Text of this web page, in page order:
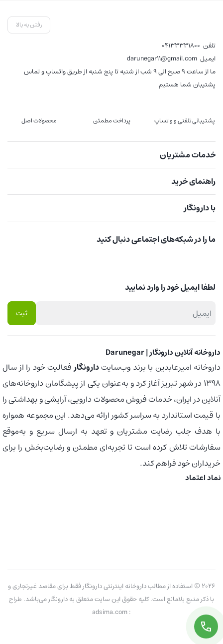
رفتن به بالا
تلفن 04133331800
ایمیل darunegar11@gmail.com
ما از ساعت 9 صبح الی 9 شب از شنبه تا پنج شنبه از طریق واتساپ و تماس
پشتیبان شما هستیم
پشتیبانی تلفنی و واتساپ پرداخت مطمئن محصولات اصل
خدمات مشتریان
راهنمای خرید
با دارونگار
ما را در شبکه‌های اجتماعی دنبال کنید
لطفا ایمیل خود را وارد نمایید
داروخانه آنلاین دارونگار | Darunegar
داروخانه امیرعابدین با برند وب‌سایتدارونگارفعالیت خود را از سال
1398 در شهر تبریز آغاز کرد و به‌عنوان یکی از پیشگامان داروخانه‌های
آنلاین در ایران، خدمات فروش محصولات دارویی، آرایشی و بهداشتی را
با قیمت استاندارد به سراسر کشور ارائه می‌دهد. این مجموعه همواره
با هدف جلب رضایت مشتریان و تعهد به ارسال سریع و به‌موقع
سفارشات تلاش کرده است تا تجربه‌ای مطمئن و رضایت‌بخش را برای
خریداران خود فراهم کند.
نماد اعتماد
2026 © استفاده از مطالب داروخانه اینترنتی دارونگار فقط برای مقاصد غیرتجاری و
با ذکر منبع بلامانع است. کلیه حقوق این سایت متعلق به دارونگار می‌باشد. طراح
: adsima.com